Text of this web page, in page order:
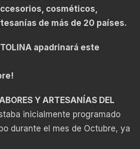
cosméticos,
de más de 20 países.
apadrinará este
Y ARTESANÍAS DEL
inicialmente programado
durante el mes de Octubre, ya